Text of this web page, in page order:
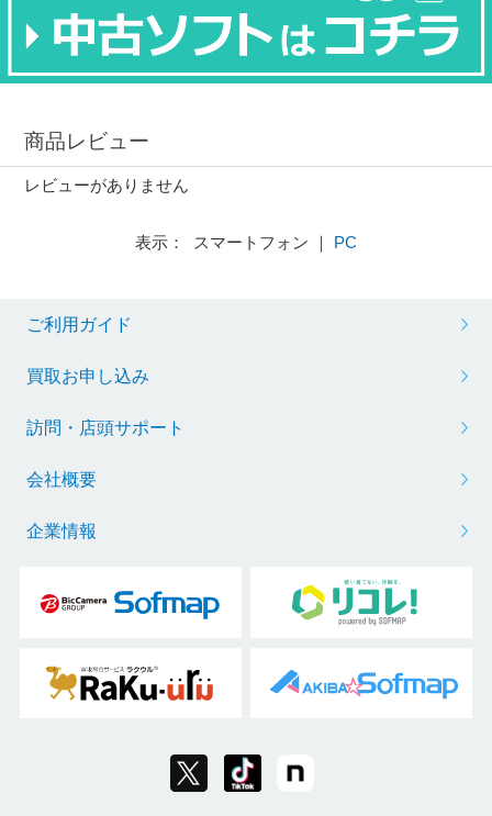
商品レビュー
レビューがありません
表示： スマートフォン ｜ PC
ご利用ガイド
買取お申し込み
訪問・店頭サポート
会社概要
企業情報